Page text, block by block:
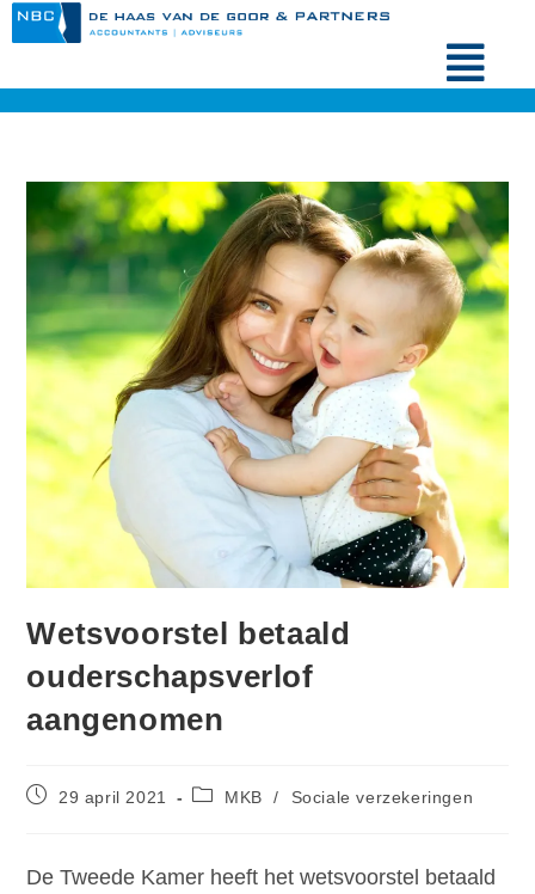
Wetsvoorstel betaald
ouderschapsverlof
aangenomen
29 april 2021 MKB / Sociale verzekeringen
De Tweede Kamer heeft het wetsvoorstel betaald